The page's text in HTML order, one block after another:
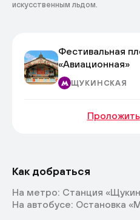
искусственным льдом.
Фестивальная
«Авиационная»
ЩУКИНСКАЯ
Как добраться
На метро: Станция
На автобусе: Остановка